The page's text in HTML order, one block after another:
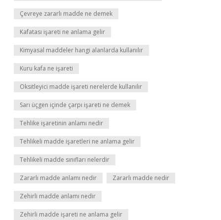
Çevreye zararlı madde ne demek
Kafatası işareti ne anlama gelir
Kimyasal maddeler hangi alanlarda kullanılır
Kuru kafa ne işareti
Oksitleyici madde işareti nerelerde kullanılır
Sarı üçgen içinde çarpı işareti ne demek
Tehlike işaretinin anlamı nedir
Tehlikeli madde işaretleri ne anlama gelir
Tehlikeli madde sınıfları nelerdir
Zararlı madde anlamı nedir Zararlı madde nedir
Zehirli madde anlamı nedir
Zehirli madde işareti ne anlama gelir